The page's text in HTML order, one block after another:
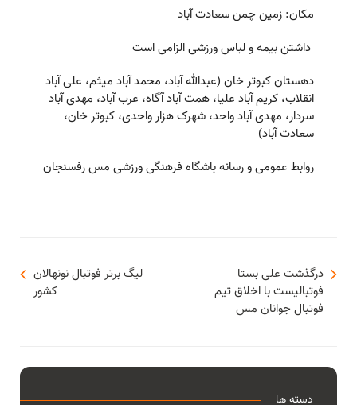
مکان: زمین چمن سعادت آباد
داشتن بیمه و لباس ورزشی الزامی است
دهستان کبوتر خان (عبدالله آباد، محمد آباد میثم، علی آباد
انقلاب، کریم آباد علیا، همت آباد آگاه، عرب آباد، مهدی آباد
سردار، مهدی آباد واحد، شهرک هزار واحدی، کبوتر خان،
سعادت آباد)
روابط عمومی و رسانه باشگاه فرهنگی ورزشی مس رفسنجان
لیگ برتر فوتبال نونهالان
کشور
درگذشت علی بستا
فوتبالیست با اخلاق تیم
فوتبال جوانان مس
دسته ها